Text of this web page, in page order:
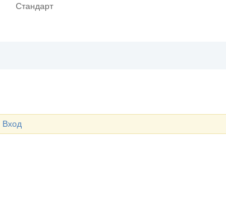
Стандарт
Вход